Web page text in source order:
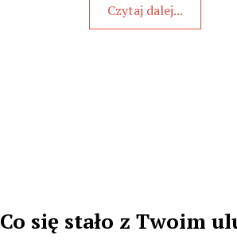
Czytaj dalej...
Co się stało z Twoim